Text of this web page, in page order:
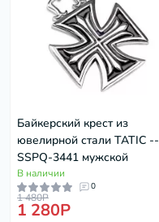
Байкерский крест из
ювелирной стали TATIC --
SSPQ-3441 мужской
В наличии
0
1 480P
1 280P